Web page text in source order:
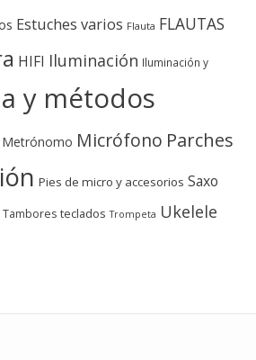
Estuches varios Flauta FLAUTAS
HIFI Iluminación Iluminación y
y métodos
Metrónomo Micrófono Parches
Pies de micro y accesorios Saxo
Tambores teclados Trompeta Ukelele